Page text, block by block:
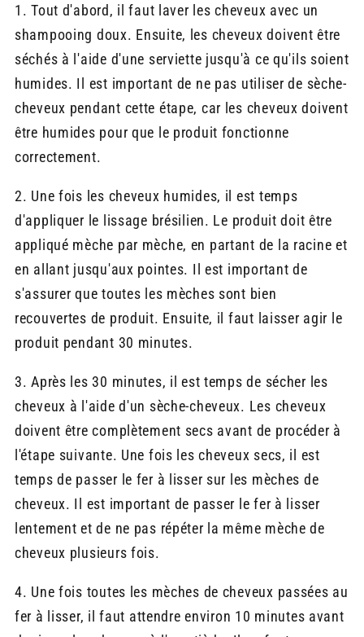
1. Tout d'abord, il faut laver les cheveux avec un
shampooing doux. Ensuite, les cheveux doivent être
séchés à l'aide d'une serviette jusqu'à ce qu'ils soient
humides. Il est important de ne pas utiliser de sèche-
cheveux pendant cette étape, car les cheveux doivent
être humides pour que le produit fonctionne
correctement.
2. Une fois les cheveux humides, il est temps
d'appliquer le lissage brésilien. Le produit doit être
appliqué mèche par mèche, en partant de la racine et
en allant jusqu'aux pointes. Il est important de
s'assurer que toutes les mèches sont bien
recouvertes de produit. Ensuite, il faut laisser agir le
produit pendant 30 minutes.
3. Après les 30 minutes, il est temps de sécher les
cheveux à l'aide d'un sèche-cheveux. Les cheveux
doivent être complètement secs avant de procéder à
l'étape suivante. Une fois les cheveux secs, il est
temps de passer le fer à lisser sur les mèches de
cheveux. Il est important de passer le fer à lisser
lentement et de ne pas répéter la même mèche de
cheveux plusieurs fois.
4. Une fois toutes les mèches de cheveux passées au
fer à lisser, il faut attendre environ 10 minutes avant